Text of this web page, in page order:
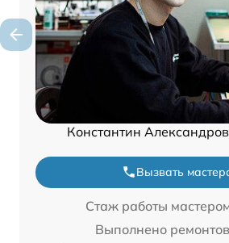
Константин
Вызвать
Стаж работы
Выполнено